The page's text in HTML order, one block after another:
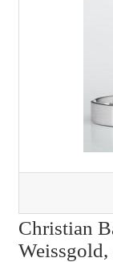
Christian
Weissgold,